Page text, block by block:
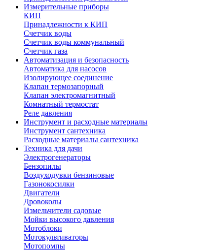
Измерительные приборы
КИП
Принадлежности к КИП
Счетчик воды
Счетчик воды коммунальный
Счетчик газа
Автоматизация и безопасность
Автоматика для насосов
Изолирующее соединение
Клапан термозапорный
Клапан электромагнитный
Комнатный термостат
Реле давления
Инструмент и расходные материалы
Инструмент сантехника
Расходные материалы сантехника
Техника для дачи
Электрогенераторы
Бензопилы
Воздуходувки бензиновые
Газонокосилки
Двигатели
Дровоколы
Измельчители садовые
Мойки высокого давления
Мотоблоки
Мотокультиваторы
Мотопомпы